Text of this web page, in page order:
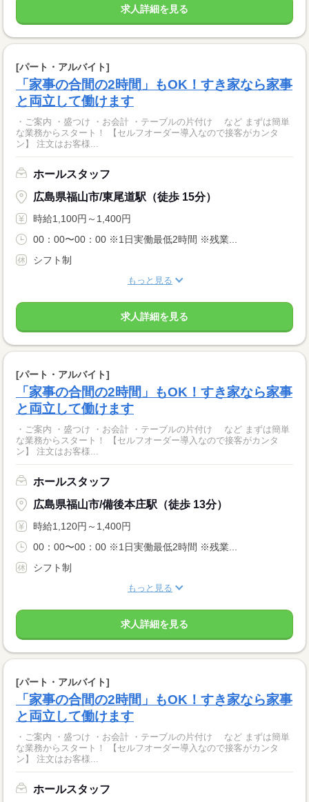
求人詳細を見る
[パート・アルバイト]
「家事の合間の2時間」もOK！すき家なら家事
と両立して働けます
・ご案内 ・盛つけ ・お会計 ・テーブルの片付け など まずは簡単
な業務からスタート！ 【セルフオーダー導入なので接客がカンタ
ン】 注文はお客様...
ホールスタッフ
広島県福山市/東尾道駅（徒歩 15分）
時給1,100円～1,400円
00：00〜00：00 ※1日実働最低2時間 ※残業...
シフト制
もっと見る
求人詳細を見る
[パート・アルバイト]
「家事の合間の2時間」もOK！すき家なら家事
と両立して働けます
・ご案内 ・盛つけ ・お会計 ・テーブルの片付け など まずは簡単
な業務からスタート！ 【セルフオーダー導入なので接客がカンタ
ン】 注文はお客様...
ホールスタッフ
広島県福山市/備後本庄駅（徒歩 13分）
時給1,120円～1,400円
00：00〜00：00 ※1日実働最低2時間 ※残業...
シフト制
もっと見る
求人詳細を見る
[パート・アルバイト]
「家事の合間の2時間」もOK！すき家なら家事
と両立して働けます
・ご案内 ・盛つけ ・お会計 ・テーブルの片付け など まずは簡単
な業務からスタート！ 【セルフオーダー導入なので接客がカンタ
ン】 注文はお客様...
ホールスタッフ